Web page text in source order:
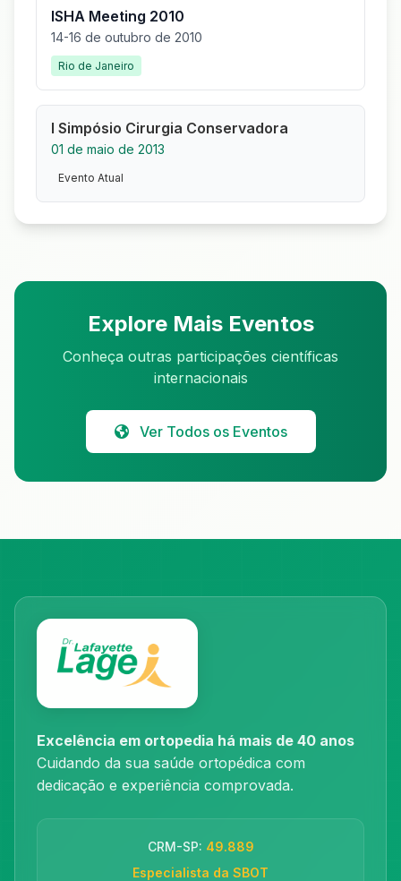
ISHA Meeting 2010
14-16 de outubro de 2010
Rio de Janeiro
I Simpósio Cirurgia Conservadora
01 de maio de 2013
Evento Atual
Explore Mais Eventos
Conheça outras participações científicas
internacionais
Ver Todos os Eventos
Excelência em ortopedia há mais de 40 anos
Cuidando da sua saúde ortopédica com
dedicação e experiência comprovada.
CRM-SP: 49.889
Especialista da SBOT